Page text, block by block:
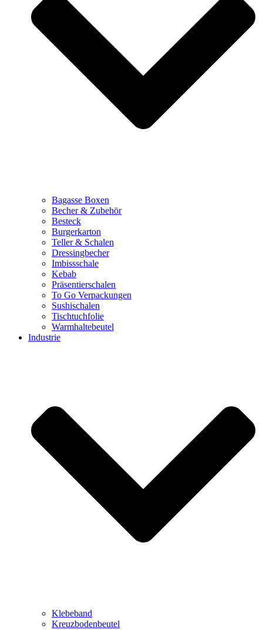
Bagasse Boxen
Becher & Zubehör
Besteck
Burgerkarton
Teller & Schalen
Dressingbecher
Imbissschale
Kebab
Präsentierschalen
To Go Verpackungen
Sushischalen
Tischtuchfolie
Warmhaltebeutel
Industrie
Klebeband
Kreuzbodenbeutel